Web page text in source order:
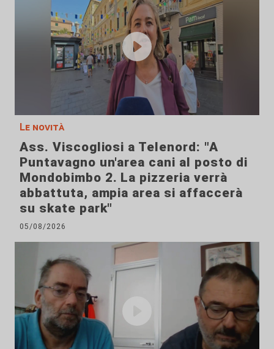
Le novità
Ass. Viscogliosi a Telenord: "A
Puntavagno un'area cani al posto di
Mondobimbo 2. La pizzeria verrà
abbattuta, ampia area si affaccerà
su skate park"
05/08/2026